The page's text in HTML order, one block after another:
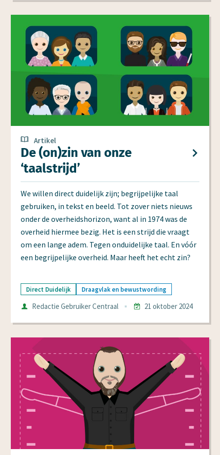
De (on)zin van onze
‘taalstrijd’
Artikel
We willen direct duidelijk zijn; begrijpelijke taal
gebruiken, in tekst en beeld. Tot zover niets nieuws
onder de overheidshorizon, want al in 1974 was de
overheid hiermee bezig. Het is een strijd die vraagt
om een lange adem. Tegen onduidelijke taal. En vóór
een begrijpelijke overheid. Maar heeft het echt zin?
Direct Duidelijk Draagvlak en bewustwording
AuteurRedactie Gebruiker Centraal
21 oktober 2024